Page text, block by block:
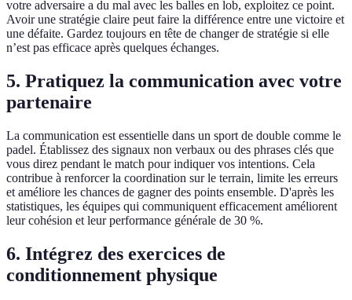
votre adversaire a du mal avec les balles en lob, exploitez ce point.
Avoir une stratégie claire peut faire la différence entre une victoire et
une défaite. Gardez toujours en tête de changer de stratégie si elle
n’est pas efficace après quelques échanges.
5. Pratiquez la communication avec votre
partenaire
La communication est essentielle dans un sport de double comme le
padel. Établissez des signaux non verbaux ou des phrases clés que
vous direz pendant le match pour indiquer vos intentions. Cela
contribue à renforcer la coordination sur le terrain, limite les erreurs
et améliore les chances de gagner des points ensemble. D'après les
statistiques, les équipes qui communiquent efficacement améliorent
leur cohésion et leur performance générale de 30 %.
6. Intégrez des exercices de
conditionnement physique